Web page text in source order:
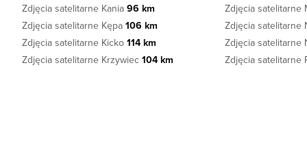
Zdjęcia satelitarne Kania 96 km
Zdjęcia satelitarne Kępa 106 km
Zdjęcia satelitarne Kicko 114 km
Zdjęcia satelitarne Krzywiec 104 km
Zdjęcia satelitarne
Zdjęcia satelitarne
Zdjęcia satelitarne
Zdjęcia satelitarne